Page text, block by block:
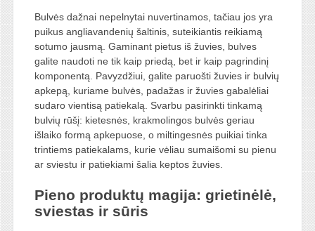
Bulvės dažnai nepelnytai nuvertinamos, tačiau jos yra
puikus angliavandenių šaltinis, suteikiantis reikiamą
sotumo jausmą. Gaminant pietus iš žuvies, bulves
galite naudoti ne tik kaip priedą, bet ir kaip pagrindinį
komponentą. Pavyzdžiui, galite paruošti žuvies ir bulvių
apkepą, kuriame bulvės, padažas ir žuvies gabalėliai
sudaro vientisą patiekalą. Svarbu pasirinkti tinkamą
bulvių rūšį: kietesnės, krakmolingos bulvės geriau
išlaiko formą apkepuose, o miltingesnės puikiai tinka
trintiems patiekalams, kurie vėliau sumaišomi su pienu
ar sviestu ir patiekiami šalia keptos žuvies.
Pieno produktų magija: grietinėlė,
sviestas ir sūris